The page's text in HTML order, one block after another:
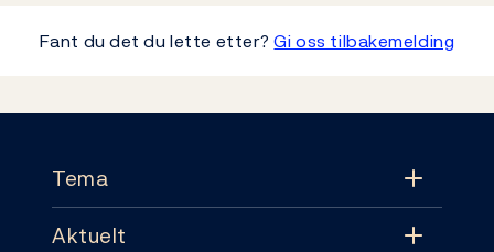
Fant du det du lette etter?Gi oss tilbakemelding
Tema
Tema
Aktuelt